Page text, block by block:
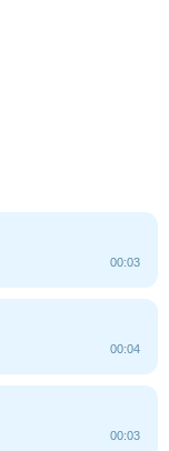
00:03
00:04
00:03